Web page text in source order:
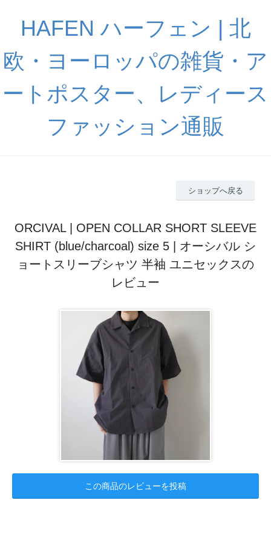
HAFEN ハーフェン | 北
欧・ヨーロッパの雑貨・ア
ートポスター、レディース
ファッション通販
ショップへ戻る
ORCIVAL | OPEN COLLAR SHORT SLEEVE
SHIRT (blue/charcoal) size 5 | オーシバル シ
ョートスリーブシャツ 半袖 ユニセックスの
レビュー
この商品のレビューを投稿